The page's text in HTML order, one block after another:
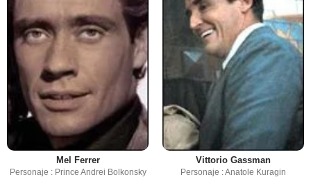
Mel Ferrer
Personaje : Prince Andrei Bolkonsky
Vittorio Gassman
Personaje : Anatole Kuragin